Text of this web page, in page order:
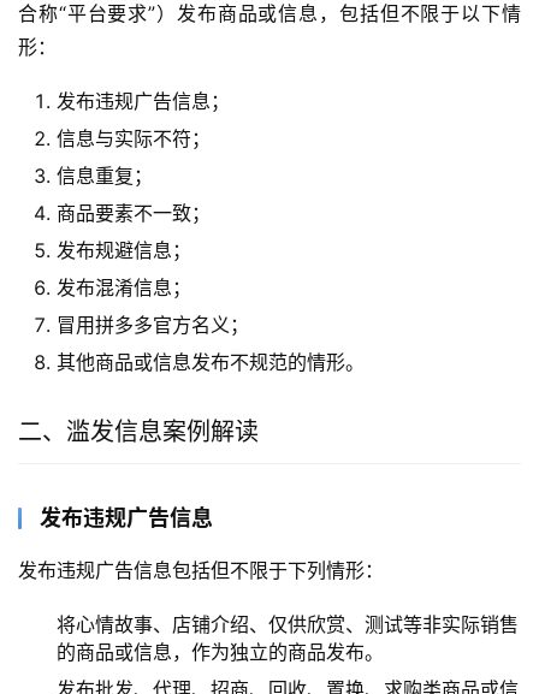
合称“平台要求”）发布商品或信息，包括但不限于以下情
形：
发布违规广告信息；
信息与实际不符；
信息重复；
商品要素不一致；
发布规避信息；
发布混淆信息；
冒用拼多多官方名义；
其他商品或信息发布不规范的情形。
二、滥发信息案例解读
发布违规广告信息
发布违规广告信息包括但不限于下列情形：
将心情故事、店铺介绍、仅供欣赏、测试等非实际销售
的商品或信息，作为独立的商品发布。